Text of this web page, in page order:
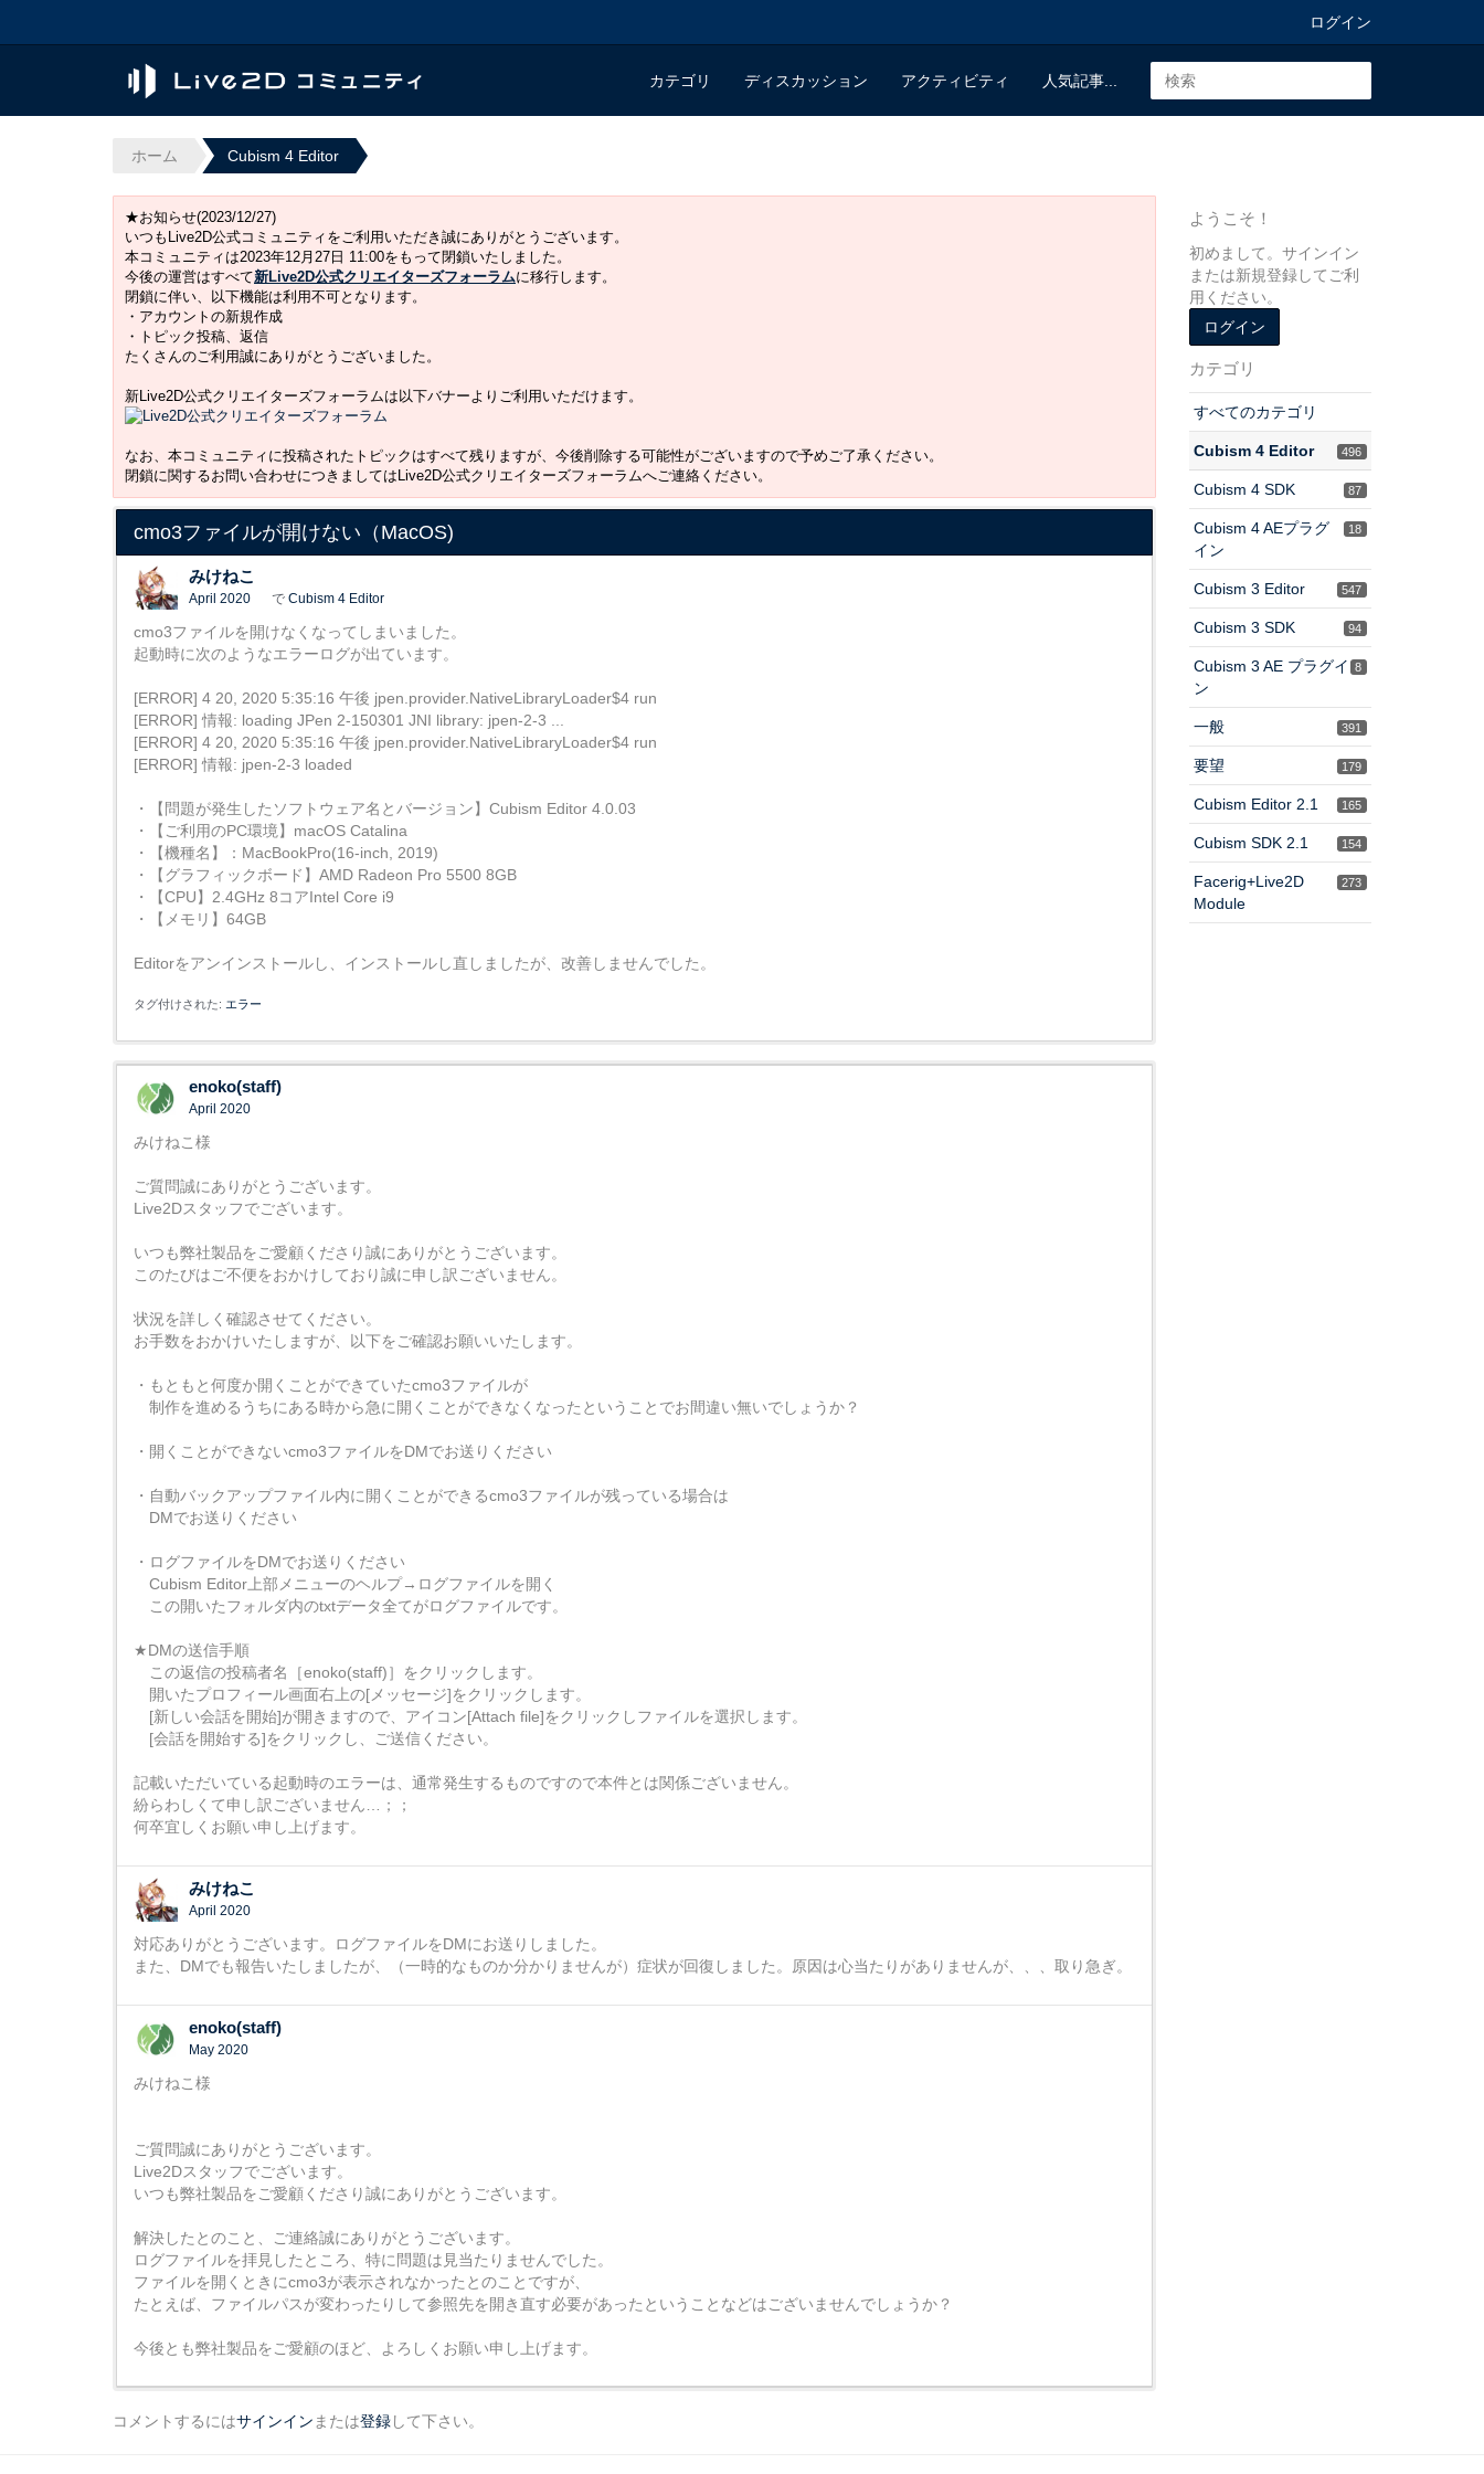
ログイン
カテゴリ ディスカッション アクティビティ 人気記事...
ホーム Cubism 4 Editor
★お知らせ(2023/12/27)
いつもLive2D公式コミュニティをご利用いただき誠にありがとうございます。
本コミュニティは2023年12月27日 11:00をもって閉鎖いたしました。
今後の運営はすべて新Live2D公式クリエイターズフォーラムに移行します。
閉鎖に伴い、以下機能は利用不可となります。
・アカウントの新規作成
・トピック投稿、返信
たくさんのご利用誠にありがとうございました。
新Live2D公式クリエイターズフォーラムは以下バナーよりご利用いただけます。
なお、本コミュニティに投稿されたトピックはすべて残りますが、今後削除する可能性がございますので予めご了承ください。
閉鎖に関するお問い合わせにつきましてはLive2D公式クリエイターズフォーラムへご連絡ください。
cmo3ファイルが開けない（MacOS)
みけねこ
April 2020 で Cubism 4 Editor
cmo3ファイルを開けなくなってしまいました。
起動時に次のようなエラーログが出ています。
[ERROR] 4 20, 2020 5:35:16 午後 jpen.provider.NativeLibraryLoader$4 run
[ERROR] 情報: loading JPen 2-150301 JNI library: jpen-2-3 ...
[ERROR] 4 20, 2020 5:35:16 午後 jpen.provider.NativeLibraryLoader$4 run
[ERROR] 情報: jpen-2-3 loaded
・【問題が発生したソフトウェア名とバージョン】Cubism Editor 4.0.03
・【ご利用のPC環境】macOS Catalina
・【機種名】：MacBookPro(16-inch, 2019)
・【グラフィックボード】AMD Radeon Pro 5500 8GB
・【CPU】2.4GHz 8コアIntel Core i9
・【メモリ】64GB
Editorをアンインストールし、インストールし直しましたが、改善しませんでした。
タグ付けされた: エラー
enoko(staff)
April 2020
みけねこ様
ご質問誠にありがとうございます。
Live2Dスタッフでございます。
いつも弊社製品をご愛顧くださり誠にありがとうございます。
このたびはご不便をおかけしており誠に申し訳ございません。
状況を詳しく確認させてください。
お手数をおかけいたしますが、以下をご確認お願いいたします。
・もともと何度か開くことができていたcmo3ファイルが
制作を進めるうちにある時から急に開くことができなくなったということでお間違い無いでしょうか？
・開くことができないcmo3ファイルをDMでお送りください
・自動バックアップファイル内に開くことができるcmo3ファイルが残っている場合は
DMでお送りください
・ログファイルをDMでお送りください
Cubism Editor上部メニューのヘルプ→ログファイルを開く
この開いたフォルダ内のtxtデータ全てがログファイルです。
★DMの送信手順
この返信の投稿者名［enoko(staff)］をクリックします。
開いたプロフィール画面右上の[メッセージ]をクリックします。
[新しい会話を開始]が開きますので、アイコン[Attach file]をクリックしファイルを選択します。
[会話を開始する]をクリックし、ご送信ください。
記載いただいている起動時のエラーは、通常発生するものですので本件とは関係ございません。
紛らわしくて申し訳ございません…；；
何卒宜しくお願い申し上げます。
みけねこ
April 2020
対応ありがとうございます。ログファイルをDMにお送りしました。
また、DMでも報告いたしましたが、（一時的なものか分かりませんが）症状が回復しました。原因は心当たりがありませんが、、、取り急ぎ。
enoko(staff)
May 2020
みけねこ様
ご質問誠にありがとうございます。
Live2Dスタッフでございます。
いつも弊社製品をご愛顧くださり誠にありがとうございます。
解決したとのこと、ご連絡誠にありがとうございます。
ログファイルを拝見したところ、特に問題は見当たりませんでした。
ファイルを開くときにcmo3が表示されなかったとのことですが、
たとえば、ファイルパスが変わったりして参照先を開き直す必要があったということなどはございませんでしょうか？
今後とも弊社製品をご愛顧のほど、よろしくお願い申し上げます。
コメントするにはサインイン または登録して下さい。
ようこそ！
初めまして。サインイン
または新規登録してご利
用ください。
ログイン
カテゴリ
すべてのカテゴリ
496
Cubism 4 Editor
87
Cubism 4 SDK
18
Cubism 4 AEプラグ
イン
547
Cubism 3 Editor
94
Cubism 3 SDK
8
Cubism 3 AE プラグイ
ン
391
一般
179
要望
165
Cubism Editor 2.1
154
Cubism SDK 2.1
273
Facerig+Live2D
Module